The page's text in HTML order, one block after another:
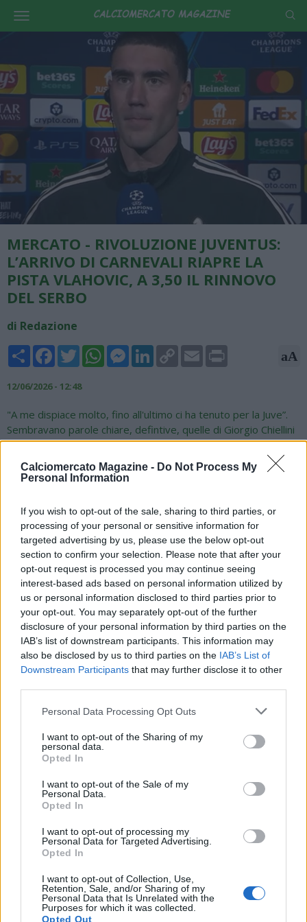
Calciomercato Magazine - Do Not Process My
Personal Information
If you wish to opt-out of the sale, sharing to third parties, or
processing of your personal or sensitive information for
targeted advertising by us, please use the below opt-out
section to confirm your selection. Please note that after your
opt-out request is processed you may continue seeing
interest-based ads based on personal information utilized by
us or personal information disclosed to third parties prior to
your opt-out. You may separately opt-out of the further
disclosure of your personal information by third parties on the
IAB’s list of downstream participants. This information may
also be disclosed by us to third parties on the IAB’s List of
Downstream Participants that may further disclose it to other
Personal Data Processing Opt Outs
I want to opt-out of the Sharing of my
personal data.
Opted In
I want to opt-out of the Sale of my
Personal Data.
Opted In
I want to opt-out of processing my
Personal Data for Targeted Advertising.
Opted In
I want to opt-out of Collection, Use,
Retention, Sale, and/or Sharing of my
Personal Data that Is Unrelated with the
Purposes for which it was collected.
Opted Out
MERCATO - RIVOLUZIONE JUVENTUS:
L’ARRIVO DI CARNEVALI RIAPRE LA
PISTA VLAHOVIC, A 3,50 IL RINNOVO
DEL SERBO
di Redazione
Share FacebookTwitterWhatsAppMessengerLinkedInCopy
Link
Email aA
12/06/2026 - 12:48
"A me dispiace molto, fino all'ultimo ci ha tenuto per la Juve”.
Sembravano parole chiare, defintive, quelle di Giorgio Chiellini
dopo l’incontro con Dusan Vlahovic e il suo entourage per il
rinnovo di un contratto in scadenza il prossimo 30 giugno.
Tutto finito quindi tra il serbo e la Juventus? Forse no. Con
Giovanni Carnevali, potrebbe riaprirsi la strada per un
clamoroso rinnovo di contratto, offerto a 3,50 – come riporta
Agipronews - dai betting analyst di Goldbet e Better. Un
“acquisto” che farebbe felice sicuramente Luciano Spalletti,
che sempre si è speso a favore del suo centravanti.
Bisognerà limare la parte economica, visto le richieste iniziali
di Vlahovic, ma con la volontà di tutti si potrebbe trovare un
accordo che sembrava impossibile solamente 24 ore fa.